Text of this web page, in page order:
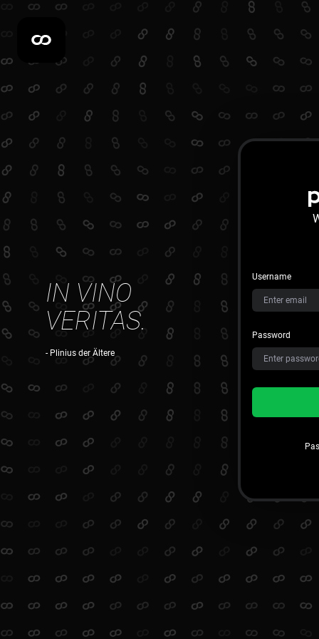
IN VINO
VERITAS.
- Plinius der Ältere
Username
Password